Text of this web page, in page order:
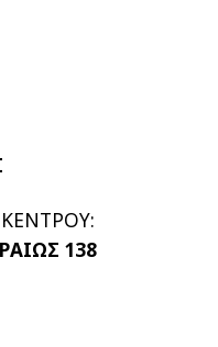
138